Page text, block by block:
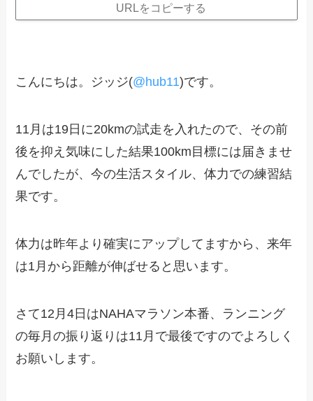
URLをコピーする
こんにちは。ジッジ(@hub11)です。
11月は19日に20kmの試走を入れたので、その前
後を抑え気味にした結果100km目標には届きませ
んでしたが、今の生活スタイル、体力での練習結
果です。
体力は昨年より確実にアップしてますから、来年
は1月から距離が伸ばせると思います。
さて12月4日はNAHAマラソン本番、ランニング
の毎月の振り返りは11月で最後ですのでよろしく
お願いします。